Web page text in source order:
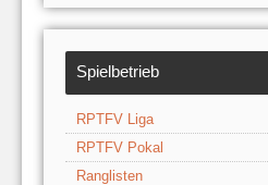
Spielbetrieb
RPTFV Liga
RPTFV Pokal
Ranglisten